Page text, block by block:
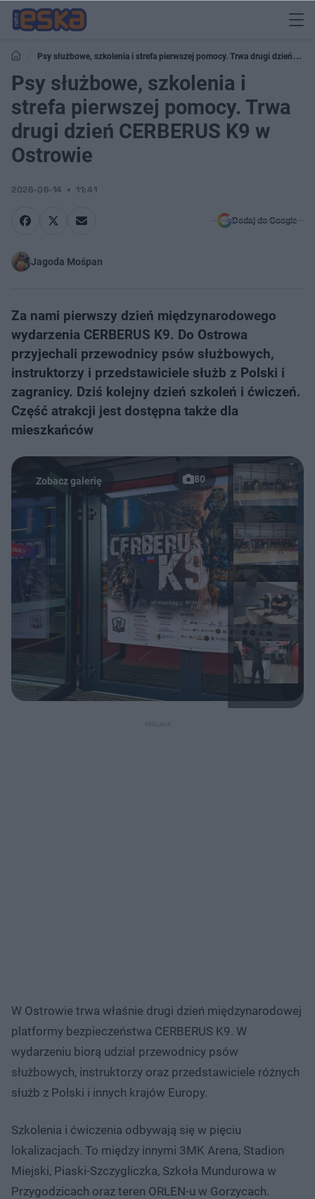
Psy służbowe, szkolenia i strefa pierwszej pomocy. Trwa drugi dzień
CERBERUS K9 w Ostrowie
Psy służbowe, szkolenia i
strefa pierwszej pomocy. Trwa
drugi dzień CERBERUS K9 w
Ostrowie
2026-06-14 11:41
Dodaj do Google
Jagoda Mośpan
Za nami pierwszy dzień międzynarodowego
wydarzenia CERBERUS K9. Do Ostrowa
przyjechali przewodnicy psów służbowych,
instruktorzy i przedstawiciele służb z Polski i
zagranicy. Dziś kolejny dzień szkoleń i ćwiczeń.
Część atrakcji jest dostępna także dla
mieszkańców
80
W Ostrowie trwa właśnie drugi dzień międzynarodowej
platformy bezpieczeństwa CERBERUS K9. W
wydarzeniu biorą udział przewodnicy psów
służbowych, instruktorzy oraz przedstawiciele różnych
służb z Polski i innych krajów Europy.
Szkolenia i ćwiczenia odbywają się w pięciu
lokalizacjach. To między innymi 3MK Arena, Stadion
Miejski, Piaski-Szczygliczka, Szkoła Mundurowa w
Przygodzicach oraz teren ORLEN-u w Gorzycach.